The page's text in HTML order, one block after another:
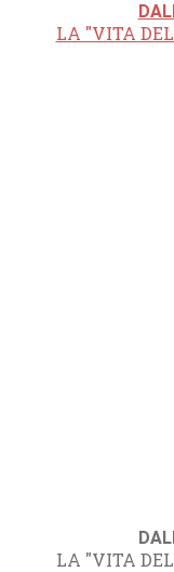
LA "VITA
LA "VITA